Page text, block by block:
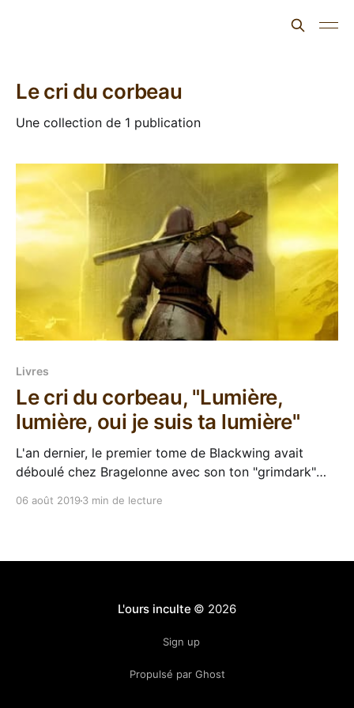
Le cri du corbeau
Une collection de 1 publication
Livres
Le cri du corbeau, "Lumière,
lumière, oui je suis ta lumière"
L'an dernier, le premier tome de Blackwing avait
déboulé chez Bragelonne avec son ton "grimdark"
06 août 2019 3 min de lecture
L'ours inculte © 2026
Sign up
Propulsé par Ghost